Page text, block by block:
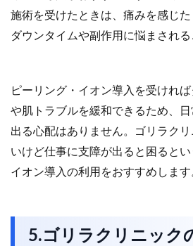
施術を受けたときは、痛みを感じ
ダウンタイムや副作用に悩まされる
ピーリング・イオン導入を受けれ
や肌トラブルを緩和できるため、
出る心配はありません。ゴリラク
いけど仕事に支障が出ると困るとい
イオン導入の利用をおすすめします
5.ゴリラクリニック